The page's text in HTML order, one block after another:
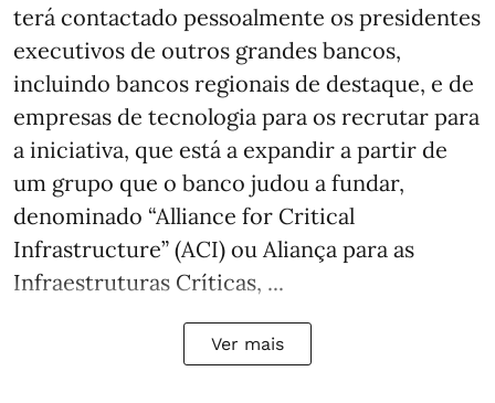
terá contactado pessoalmente os presidentes
executivos de outros grandes bancos,
incluindo bancos regionais de destaque, e de
empresas de tecnologia para os recrutar para
a iniciativa, que está a expandir a partir de
um grupo que o banco judou a fundar,
denominado “Alliance for Critical
Infrastructure” (ACI) ou Aliança para as
Infraestruturas Críticas, ...
Ver mais